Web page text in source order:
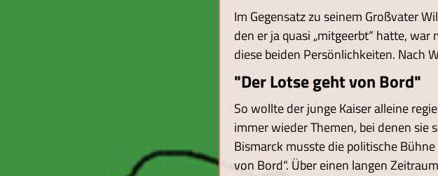
Im Gegensatz zu seinem Großvater
den er ja quasi „mitgeerbt“ hatte,
diese beiden Persönlichkeiten. Nach
"Der Lotse geht von Bord"
So wollte der junge Kaiser alleine
immer wieder Themen, bei denen sie
Bismarck musste die politische
von Bord“. Über einen langen